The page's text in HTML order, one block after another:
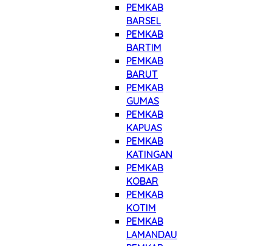
PEMKAB
BARSEL
PEMKAB
BARTIM
PEMKAB
BARUT
PEMKAB
GUMAS
PEMKAB
KAPUAS
PEMKAB
KATINGAN
PEMKAB
KOBAR
PEMKAB
KOTIM
PEMKAB
LAMANDAU